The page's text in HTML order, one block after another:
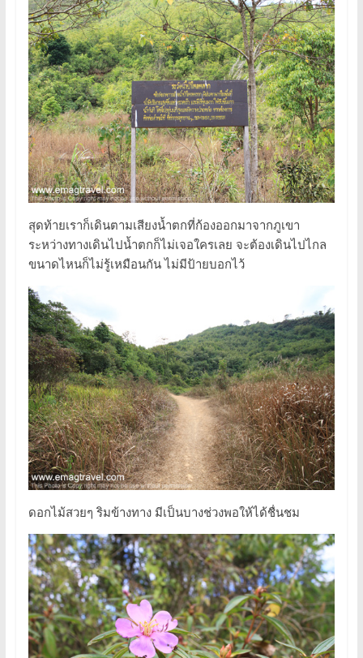
สุดท้ายเราก็เดินตามเสียงน้ำตกที่ก้องออกมาจากภูเขา
ระหว่างทางเดินไปน้ำตกก็ไม่เจอใครเลย จะต้องเดินไปไกล
ขนาดไหนก็ไม่รู้เหมือนกัน ไม่มีป้ายบอกไว้
ดอกไม้สวยๆ ริมข้างทาง มีเป็นบางช่วงพอให้ได้ชื่นชม